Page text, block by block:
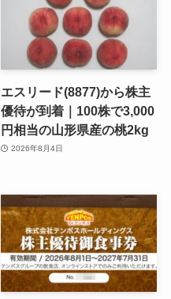
エスリード(8877)から株主
優待が到着｜100株で3,000
円相当の山形県産の桃2kg
2026年8月4日